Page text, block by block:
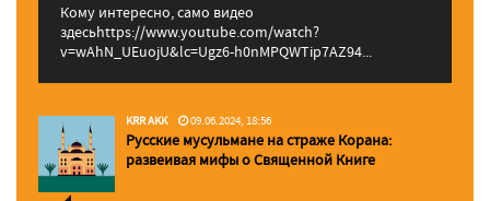
Кому интересно, само видео
здесьhttps://www.youtube.com/watch?
v=wAhN_UEuojU&lc=Ugz6-h0nMPQWTip7AZ94...
KRR AKK 09.06.2024, 18:56
Русские мусульмане на страже Корана:
pазвеивая мифы о Священной Книге